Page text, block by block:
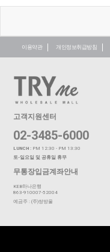
이용약관 개인정보취급방침
고객지원센터
02-3485-6000
LUNCH : PM 12:30 - PM 13:30
토-일요일 및 공휴일 휴무
무통장입금계좌안내
KEB하나은행
863-910007-52004
예금주 : (주)쌍방울